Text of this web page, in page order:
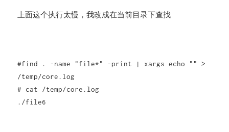
上面这个执行太慢，我改成在当前目录下查找
#find . -name "file*" -print | xargs echo "" >
/temp/core.log
# cat /temp/core.log
./file6